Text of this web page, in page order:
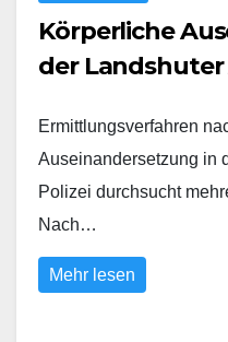
Körperliche
der
Ermittlungsverfahren
Auseinandersetzung in
Polizei durchsucht
Nach…
Mehr lesen